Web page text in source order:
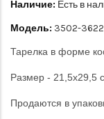
Наличие: Есть в
Модель: 3502-3622
Тарелка в форме
Размер - 21,5х29,5
Продаются в